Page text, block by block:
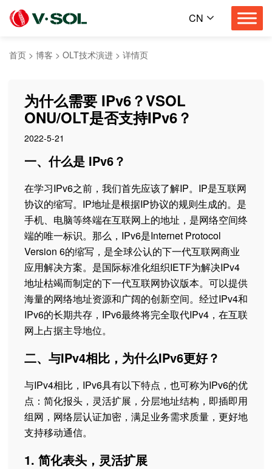
CN
首页 > 博客 > OLT技术演进 > 详情页
为什么需要 IPv6？VSOL
ONU/OLT是否支持IPv6？
2022-5-21
一、什么是 IPv6？
在学习IPv6之前，我们首先应该了解IP。IP是互联网
协议的缩写。IP地址是根据IP协议的规则生成的。是
手机、电脑等终端在互联网上的地址，是网络空间终
端的唯一标识。那么，IPv6是Internet Protocol
Version 6的缩写，是全球公认的下一代互联网商业
应用解决方案。是国际标准化组织IETF为解决IPv4
地址枯竭而制定的下一代互联网协议版本。可以提供
海量的网络地址资源和广阔的创新空间。经过IPv4和
IPv6的长期共存，IPv6最终将完全取代IPv4，在互联
网上占据主导地位。
二、与IPv4相比，为什么IPv6更好？
与IPv4相比，IPv6具有以下特点，也可称为IPv6的优
点：简化报头，灵活扩展，分层地址结构，即插即用
组网，网络层认证加密，满足业务需求质量，更好地
支持移动通信。
1. 简化表头，灵活扩展